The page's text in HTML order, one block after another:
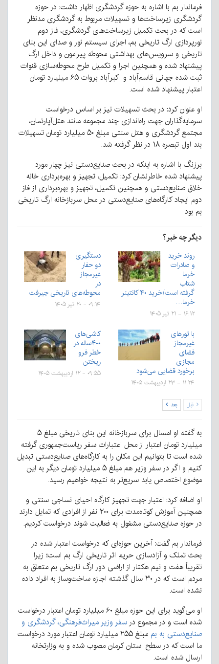
فرماندار بم با اشاره به حوزه گردشگری اظهار داشت: در حوزه
گردشگری زیرساخت‌ها و تسهیلات مربوط به گردشگری مدنظر
است که در بحث تکمیل زیرساخت‌های گردشگری، فاز دوم
نورپردازی ارگ تاریخی بم، اجرای سیستم نور و صدای این بنای
تاریخی و سرویس‌های بهداشتی محوطه پیرامون و داخل ارگ
پیشنهاد شده و همچنین اجرا و تکمیل طرح محوطه‌سازی قنوات
ثبت شده جهانی قاسم‌آباد و اکبرآباد بروات ۶۵ میلیارد تومان
اعتبار پیشنهاد شده است.
او عنوان کرد: در بحث تسهیلات نیز بر اساس درخواست
سرمایه‌گذاران جهت راه‌اندازی چند مجموعه مانند هتل‌آپارتمان،
مجتمع گردشگری و هتل سنتی مبلغ ۵۰ میلیارد تومان تسهیلات
بند اول تبصره ۱۸ در نظر گرفته شد.
برزنگ با اشاره به اینکه در بحث صنایع‌دستی نیز چهار مورد
پیشنهاد شده خاطرنشان کرد: تکمیل، تجهیز و بهره‌برداری خانه
خلاق صنایع‌دستی و همچنین تکمیل، تجهیز و بهره‌برداری از فاز
دوم ایجاد کارگاه‌های صنایع‌دستی در محل سربازخانه ارگ تاریخی
بم بود
دیگر چه خبر؟
روند خرید
و صادرات
خرما
شتاب
گرفته است/خرید ۴۰ کانتینر
خرما…
۱۶:۱۲ - ۲۱ تیر ۱۴۰۵
دستگیری
دو حفار
غیرمجاز
در
محوطه‌های تاریخی جیرفت
۰۹:۱۴ - ۲۰ تیر ۱۴۰۵
با تورهای
غیرمجاز
فضای
مجازی
برخورد قضایی می‌شود
۱۱:۲۴ - ۲۳ اردیبهشت ۱۴۰۵
کاشی‌های
۴۰۰ساله در
خطر فرو
ریختن
۰۹:۵۵ - ۱۲ اردیبهشت ۱۴۰۵
قبل بعد
به گفته او امسال برای سربازخانه این بنای تاریخی مبلغ ۵
میلیارد تومان اعتبار از محل اعتبارات سفر ریاست‌جمهوری گرفته
شده است تا بتوانیم این مکان را به کارگاه‌های صنایع‌دستی تبدیل
کنیم و اگر در سفر وزیر هم مبلغ ۵ میلیارد تومان دیگر به این
موضوع اختصاص یابد سریع‌تر به نتیجه خواهیم رسید.
او اضافه کرد: اعتبار جهت تجهیز کارگاه احیای نساجی سنتی و
همچنین آموزش کوتاه‌مدت برای ۲۰۰ نفر از افرادی که تمایل دارند
در حوزه صنایع‌دستی مشغول به فعالیت شوند درخواست کردیم.
فرماندار بم گفت: آخرین حوزه‌ای که درخواست اعتبار شده در
بحث تملک و آزادسازی حریم اثر تاریخی ارگ بم است؛ زیرا
تقریباً هفت و نیم هکتار از اراضی دور ارگ تاریخی بم متعلق به
مردم است که در ۳۰ سال گذشته اجازه ساخت‌وساز به افراد داده
نشده است.
او می‌گوید برای این حوزه مبلغ ۶۰ میلیارد تومان اعتبار درخواست
شده است و در مجموع در سفر وزیر میراث‌فرهنگی، گردشگری و
صنایع‌دستی به بم
مبلغ ۲۵۵ میلیارد تومان اعتبار مورد درخواست
ما است که در سطح استان کرمان مصوب شده و به وزارتخانه
ارسال شده است.